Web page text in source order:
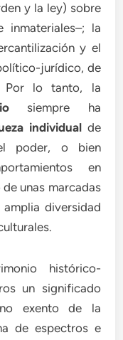
y la ley) sobre
inmateriales–; la
y el
jurídico, de
Por lo tanto, la
siempre ha
individual de
poder, o bien
en
unas marcadas
diversidad
histórico-
un significado
exento de la
de espectros e